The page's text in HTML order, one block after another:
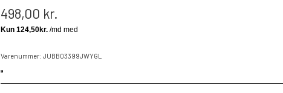
498,00 kr.
Varenummer: JUBB03399JWYGL